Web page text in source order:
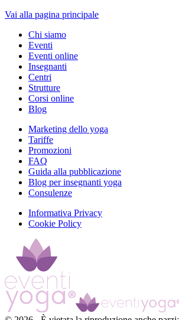
Vai alla pagina principale
Chi siamo
Eventi
Eventi online
Insegnanti
Centri
Strutture
Corsi online
Blog
Marketing dello yoga
Tariffe
Promozioni
FAQ
Guida alla pubblicazione
Blog per insegnanti yoga
Consulenze
Informativa Privacy
Cookie Policy